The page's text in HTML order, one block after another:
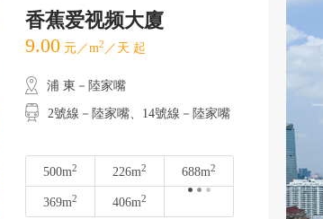
香蕉爱视频大廈
9.00 元／m2 ／天 起
浦 東－陸家嘴
2號線－陸家嘴、14號線－陸家嘴
500m2 226m2 688m2
369m2 406m2